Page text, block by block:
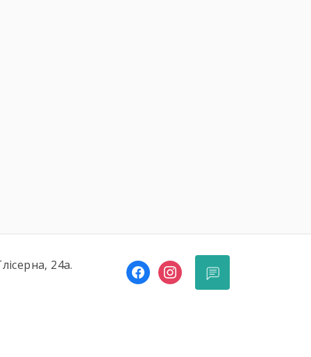
24а.
facebookinstagram